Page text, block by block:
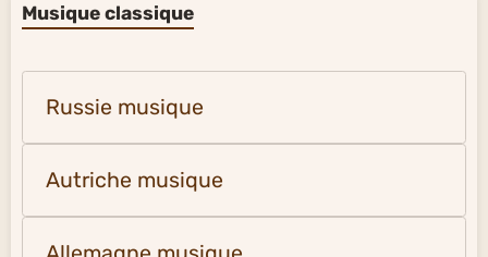
Musique classique
Russie musique
Autriche musique